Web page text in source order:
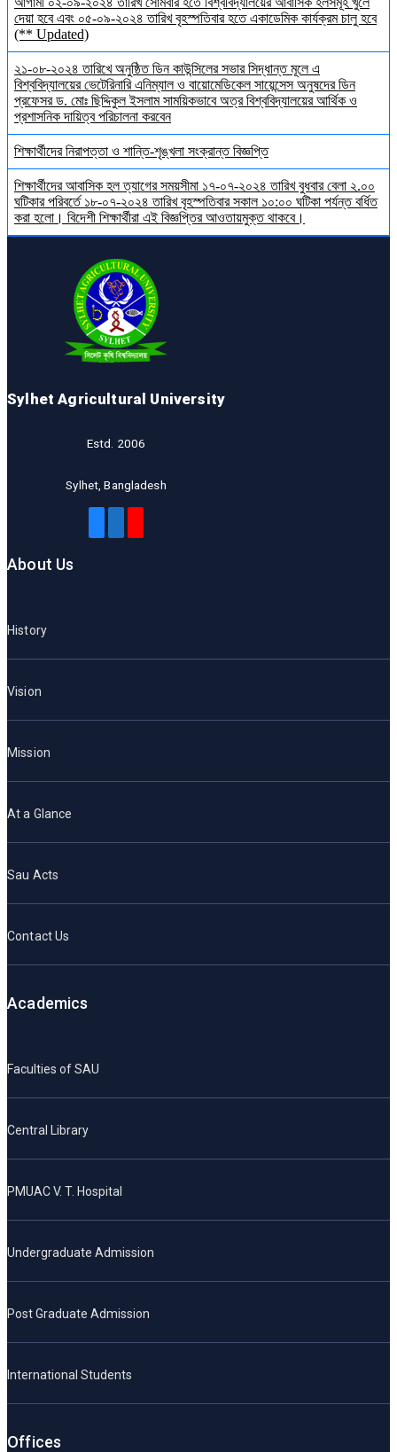
দেয়া হবে এবং ০৫-০৯-২০২৪ তারিখ বৃহস্পতিবার হতে একাডেমিক কার্যক্রম চালু হবে
(** Updated)
২১-০৮-২০২৪ তারিখে অনুষ্ঠিত ডিন কাউন্সিলের সভার সিদ্ধান্ত মূলে এ
বিশ্ববিদ্যালয়ের ভেটেরিনারি এনিম্যাল ও বায়োমেডিকেল সায়েন্সেস অনুষদের ডিন
প্রফেসর ড. মোঃ ছিদ্দিকুল ইসলাম সাময়িকভাবে অত্র বিশ্ববিদ্যালয়ের আর্থিক ও
প্রশাসনিক দায়িত্ব পরিচালনা করবেন
শিক্ষার্থীদের নিরাপত্তা ও শান্তি-শৃঙ্খলা সংক্রান্ত বিজ্ঞপ্তি
শিক্ষার্থীদের আবাসিক হল ত্যাগের সময়সীমা ১৭-০৭-২০২৪ তারিখ বুধবার বেলা ২.০০
ঘটিকার পরিবর্তে ১৮-০৭-২০২৪ তারিখ বৃহস্পতিবার সকাল ১০:০০ ঘটিকা পর্যন্ত বর্ধিত
করা হলো। বিদেশী শিক্ষার্থীরা এই বিজ্ঞপ্তির আওতায়মুক্ত থাকবে।
Sylhet Agricultural University
Estd. 2006
Sylhet, Bangladesh
About Us
History
Vision
Mission
At a Glance
Sau Acts
Contact Us
Academics
Faculties of SAU
Central Library
PMUAC V. T. Hospital
Undergraduate Admission
Post Graduate Admission
International Students
Offices